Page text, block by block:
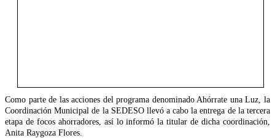
Como parte de las acciones del programa denominado Ahórrate una Luz, la
Coordinación Municipal de la SEDESO llevó a cabo la entrega de la tercera
etapa de focos ahorradores, así lo informó la titular de dicha coordinación,
Anita Raygoza Flores.